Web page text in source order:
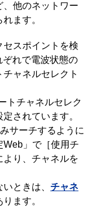
、他のネットワー
ます。
スポイントを検
れで電波状態の
ャネルセレクト
トチャネルセレク
されています。
サーチするように
」で［使用チ
より、チャネルを
ときは、 チャネ
ます。